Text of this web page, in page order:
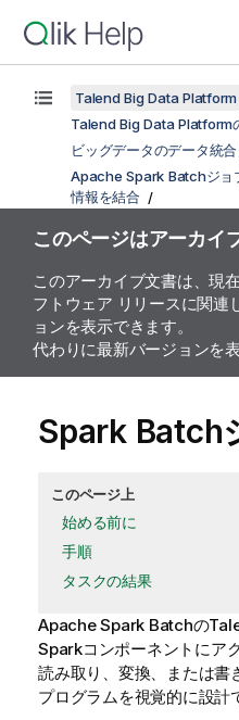
Talend Big Data Platform
Talend Big Data Platform
ビッグデータのデータ統
Apache Spark Batchジョ
情報を結合
このページはアーカイ
このアーカイブ文書は、現
フトウェア リリースに関連
ョンを表示できます。
代わりに最新バージョンを
Spark Batch
このページ上
始める前に
手順
タスクの結果
Apache Spark Batchの
Sparkコンポーネントにア
読み取り、変換、または
プログラムを視覚的に設計